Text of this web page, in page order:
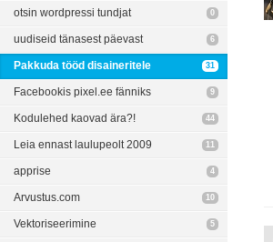
otsin wordpressi tundjat 0
uudiseid tänasest päevast 6
Pakkuda tööd disaineritele 31
Facebookis pixel.ee fänniks 9
Kodulehed kaovad ära?! 44
Leia ennast laulupeolt 2009 11
apprise 4
Arvustus.com 10
Vektoriseerimine 5